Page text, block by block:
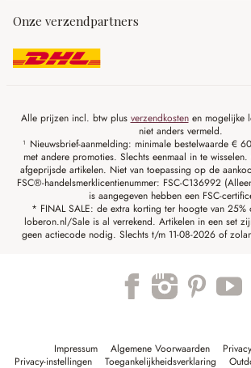
Onze verzendpartners
Alle prijzen incl. btw plus verzendkostenen mogelijke
niet anders vermeld.
¹ Nieuwsbrief-aanmelding: minimale bestelwaarde €
met andere promoties. Slechts eenmaal in te
afgeprijsde artikelen. Niet van toepassing op de
FSC®-handelsmerklicentienummer: FSC-C136992
is aangegeven hebben een FSC-
* FINAL SALE: de extra korting ter hoogte van
loberon.nl/Sale is al verrekend. Artikelen in een set
geen actiecode nodig. Slechts t/m 11-08-2026 of
Impressum Algemene Voorwaarden
Privacy-instellingen
Toegankelijkheidsverklaring